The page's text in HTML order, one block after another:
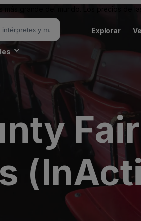
grande del mundo. Los precios de
Explorar